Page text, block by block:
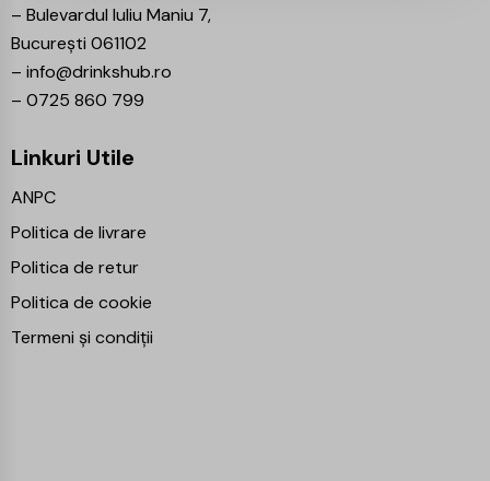
– Bulevardul Iuliu Maniu 7,
București 061102
– info@drinkshub.ro
– 0725 860 799
Linkuri Utile
ANPC
Politica de livrare
Politica de retur
Politica de cookie
Termeni și condiții